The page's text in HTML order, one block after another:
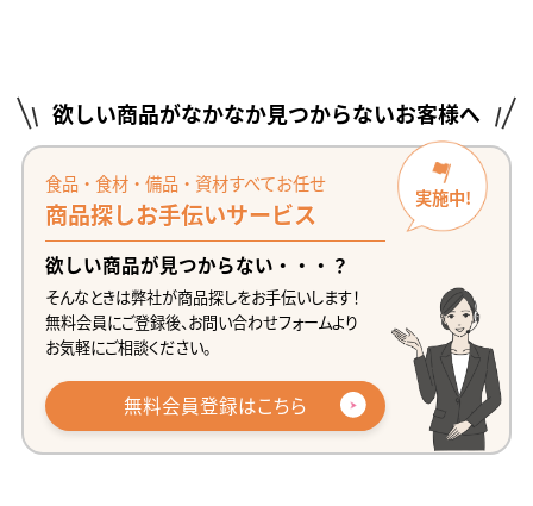
欲しい商品がなかなか見つからないお客様へ
実施中!
食品・食材・備品・資材すべてお任せ
商品探しお手伝いサービス
欲しい商品が見つからない・・・？
そんなときは弊社が商品探しをお手伝いします！
無料会員にご登録後、お問い合わせフォームより
お気軽にご相談ください。
無料会員登録はこちら